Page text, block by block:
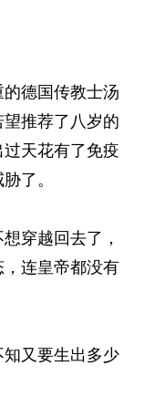
德国传教士汤
推荐了八岁的
天花有了免疫
了。
穿越回去了，
连皇帝都没有
又要生出多少